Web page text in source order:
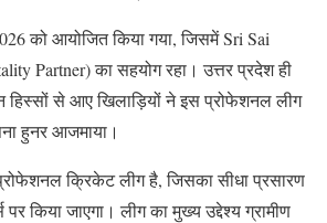
को आयोजित किया गया, जिसमें Sri Sai
Partner) का सहयोग रहा। उत्तर प्रदेश ही
हिस्सों से आए खिलाड़ियों ने इस प्रोफेशनल लीग
हुनर आजमाया।
क्रिकेट लीग है, जिसका सीधा प्रसारण
पर किया जाएगा। लीग का मुख्य उद्देश्य ग्रामीण